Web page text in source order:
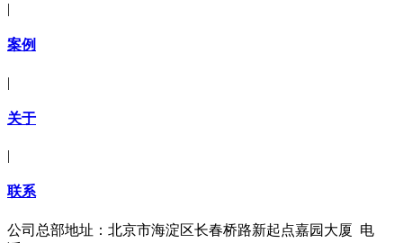
|
案例
|
关于
|
联系
公司总部地址：北京市海淀区长春桥路新起点嘉园大厦 电